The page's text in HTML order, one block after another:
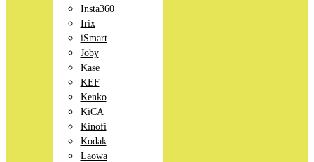
Insta360
Irix
iSmart
Joby
Kase
KEF
Kenko
KiCA
Kinofi
Kodak
Laowa